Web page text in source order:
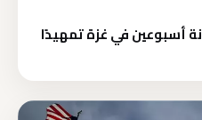
أسبوعين في غزة تمهيدًا